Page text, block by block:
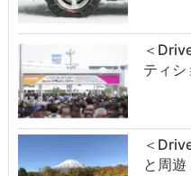
＜
ティ
＜
と周